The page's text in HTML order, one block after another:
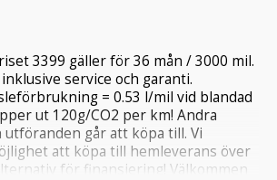
3399 gäller för 36 mån / 3000 mil.
service och garanti.
= 0.53 l/mil vid blandad
ut 120g/CO2 per km! Andra
går att köpa till. Vi
att köpa till hemleverans över
för finansiering! Välkommen